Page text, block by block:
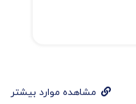
مشاهده موارد بیشتر